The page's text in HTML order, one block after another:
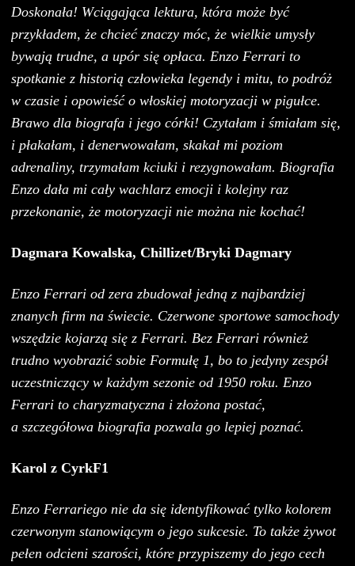
Doskonała! Wciągająca lektura, która może być
przykładem, że chcieć znaczy móc, że wielkie umysły
bywają trudne, a upór się opłaca. Enzo Ferrari to
spotkanie z historią człowieka legendy i mitu, to podróż
w czasie i opowieść o włoskiej motoryzacji w pigułce.
Brawo dla biografa i jego córki! Czytałam i śmiałam się,
i płakałam, i denerwowałam, skakał mi poziom
adrenaliny, trzymałam kciuki i rezygnowałam. Biografia
Enzo dała mi cały wachlarz emocji i kolejny raz
przekonanie, że motoryzacji nie można nie kochać!
Dagmara Kowalska, Chillizet/Bryki Dagmary
Enzo Ferrari od zera zbudował jedną z najbardziej
znanych firm na świecie. Czerwone sportowe samochody
wszędzie kojarzą się z Ferrari. Bez Ferrari również
trudno wyobrazić sobie Formułę 1, bo to jedyny zespół
uczestniczący w każdym sezonie od 1950 roku. Enzo
Ferrari to charyzmatyczna i złożona postać,
a szczegółowa biografia pozwala go lepiej poznać.
Karol z CyrkF1
Enzo Ferrariego nie da się identyfikować tylko kolorem
czerwonym stanowiącym o jego sukcesie. To także żywot
pełen odcieni szarości, które przypiszemy do jego cech